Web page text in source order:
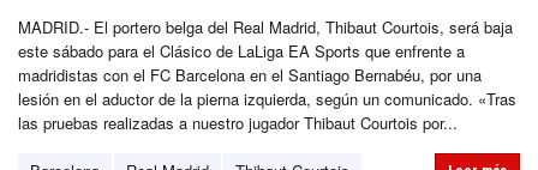
MADRID.- El portero belga del Real Madrid, Thibaut Courtois, será baja
este sábado para el Clásico de LaLiga EA Sports que enfrente a
madridistas con el FC Barcelona en el Santiago Bernabéu, por una
lesión en el aductor de la pierna izquierda, según un comunicado. «Tras
las pruebas realizadas a nuestro jugador Thibaut Courtois por...